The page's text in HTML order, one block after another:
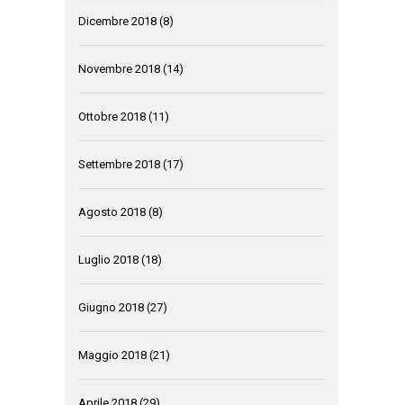
Dicembre 2018 (8)
Novembre 2018 (14)
Ottobre 2018 (11)
Settembre 2018 (17)
Agosto 2018 (8)
Luglio 2018 (18)
Giugno 2018 (27)
Maggio 2018 (21)